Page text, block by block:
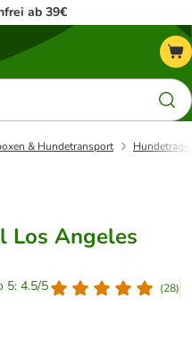
ab 39€
& Hundetransport
Los Angeles
5: 4.5/5 (28)